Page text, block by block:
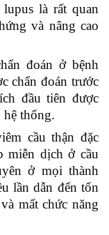
là rất quan
và nâng cao
đoán ở bệnh
chẩn đoán trước
đầu tiên được
hệ thống.
cầu thận đặc
miễn dịch ở cầu
ở mọi thành
lần dẫn đến tổn
mất chức năng